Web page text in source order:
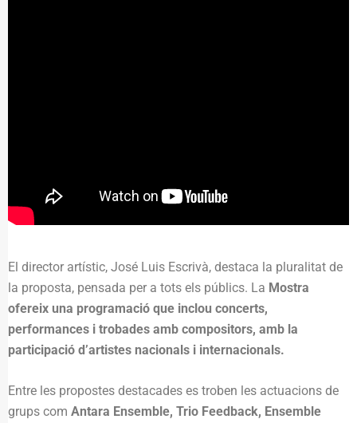
El director artístic, José Luis Escrivà, destaca la pluralitat de
la proposta, pensada per a tots els públics. La Mostra
ofereix una programació que inclou concerts,
performances i trobades amb compositors, amb la
participació d’artistes nacionals i internacionals.
Entre les propostes destacades es troben les actuacions de
grups com Antara Ensemble, Trio Feedback, Ensemble